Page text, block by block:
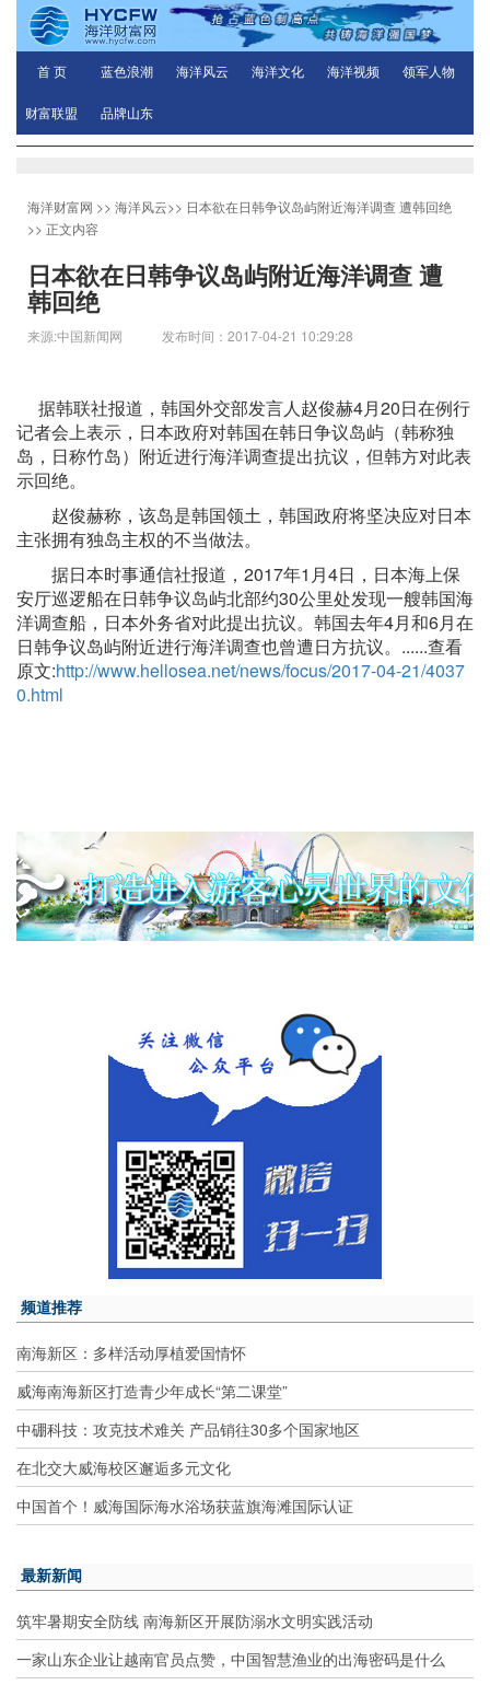
首 页 蓝色浪潮 海洋风云 海洋文化 海洋视频 领军人物
财富联盟 品牌山东
海洋财富网 >> 海洋风云>> 日本欲在日韩争议岛屿附近海洋调查 遭韩回绝
>> 正文内容
日本欲在日韩争议岛屿附近海洋调查 遭
韩回绝
来源:中国新闻网 发布时间：2017-04-21 10:29:28
据韩联社报道，韩国外交部发言人赵俊赫4月20日在例行
记者会上表示，日本政府对韩国在韩日争议岛屿（韩称独
岛，日称竹岛）附近进行海洋调查提出抗议，但韩方对此表
示回绝。
赵俊赫称，该岛是韩国领土，韩国政府将坚决应对日本
主张拥有独岛主权的不当做法。
据日本时事通信社报道，2017年1月4日，日本海上保
安厅巡逻船在日韩争议岛屿北部约30公里处发现一艘韩国海
洋调查船，日本外务省对此提出抗议。韩国去年4月和6月在
日韩争议岛屿附近进行海洋调查也曾遭日方抗议。......查看
原文:http://www.hellosea.net/news/focus/2017-04-21/4037
0.html
频道推荐
南海新区：多样活动厚植爱国情怀
威海南海新区打造青少年成长“第二课堂”
中硼科技：攻克技术难关 产品销往30多个国家地区
在北交大威海校区邂逅多元文化
中国首个！威海国际海水浴场获蓝旗海滩国际认证
最新新闻
筑牢暑期安全防线 南海新区开展防溺水文明实践活动
一家山东企业让越南官员点赞，中国智慧渔业的出海密码是什么